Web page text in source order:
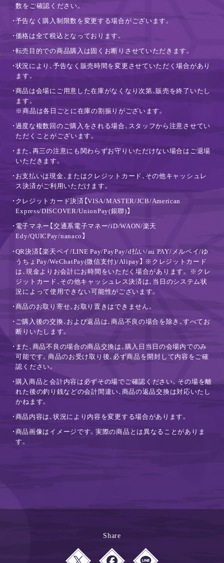
数をご確認ください。
・予告なく購入制限数を変更する場合がございます。
・価格は全て税込となっております。
・転売目的での商品購入は固くお断りさせていただきます。
・状況により、予告なく販売時間を変更させていただく場合があり
ます。
・商品は会場にご用意した在庫がなくなり次第、販売を終了いたし
ます。
※商品は各日ごとに在庫の割振りがございます。
・過度な複数回のご購入をされる場合、スタッフから注意させてい
ただくことがございます。
・また、再三の注意にも関わらずお守りいただけない場合はご退場
いただきます。
・お支払いは現金、またはクレジットカード、その他キャッシュレ
ス決済がご利用いただけます。
・クレジットカード決済【VISA/MASTER/JCB/American
Express/DISCOVER/UnionPay(銀聯)】
・電子マネー【交通系電子マネー/iD/WAON/楽天
Edy/QUICPay/nanaco】
・QR決済【楽天ペイ/LINE Pay/PayPay/d払い/au PAY/メルペイ/ゆ
うちょPay/WeChatPay(微信支付)/Alipay】 ※クレジットカード
は、現金よりお会計にお時間をいただく場合があります。 ※クレ
ジットカード、その他キャッシュレス決済は、当日のシステム状
況によって使用できない可能性がございます。
・商品のお取り寄せ、お取り置きはできません。
・ご購入後の交換、および返品は、商品不良の場合を除き、すべてお
断りいたします。
・また、商品不良の場合の商品交換は、購入日当日の会場内でのみ
可能です。商品のお受け取り後、必ず商品を開封して内容をご確
認ください。
・購入商品と会計内容は必ずその場でご確認ください。その場を離
れた後の釣り銭などの会計間違い、商品の返品交換は対応いたし
かねます。
・商品内容は、状況により内容を変更する場合があります。
・商品画像はイメージです。実際の商品とは異なることがありま
す。
Share